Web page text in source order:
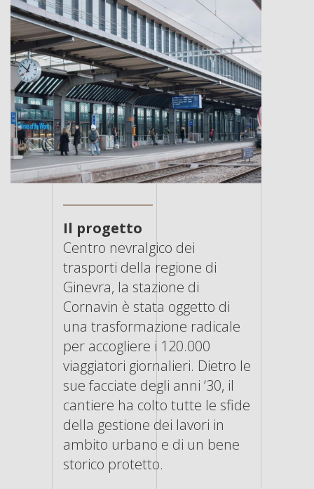
Il progetto
Centro nevralgico dei
trasporti della regione di
Ginevra, la stazione di
Cornavin è stata oggetto di
una trasformazione radicale
per accogliere i 120.000
viaggiatori giornalieri. Dietro le
sue facciate degli anni ‘30, il
cantiere ha colto tutte le sfide
della gestione dei lavori in
ambito urbano e di un bene
storico protetto.